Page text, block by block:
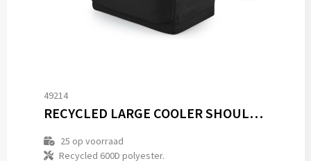
49214
RECYCLED LARGE COOLER SHOULDER BAG
25 op voorraad
Recycled 600D polyester.